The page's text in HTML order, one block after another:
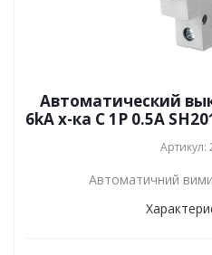
Автоматический
6kA х-ка C 1P 0.5А
Артикул:
Автоматичний